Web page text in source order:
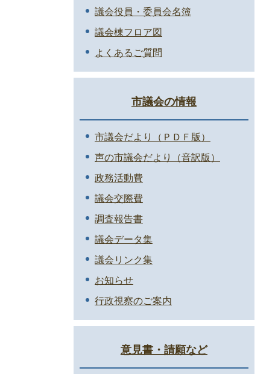
議会役員・委員会名簿
議会棟フロア図
よくあるご質問
市議会の情報
市議会だより（ＰＤＦ版）
声の市議会だより（音訳版）
政務活動費
議会交際費
調査報告書
議会データ集
議会リンク集
お知らせ
行政視察のご案内
意見書・請願など